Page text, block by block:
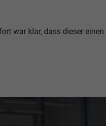
war klar, dass dieser